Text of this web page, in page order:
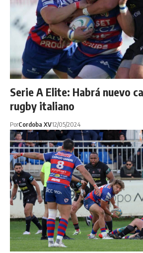
Serie A Elite: Habrá nuevo
rugby italiano
PorCordoba XV12/05/2024